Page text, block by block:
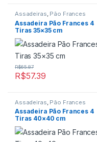
Assadeiras, Pão Frances
Assadeira Pão Frances 4
Tiras 35×35 cm
R$57.39
R$65.87
Assadeiras Pão Frances
Assadeira Pão Frances 4
Tiras 40×40 cm